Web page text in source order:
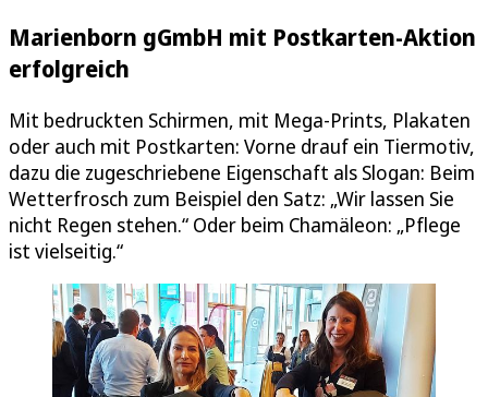
Marienborn gGmbH mit Postkarten-Aktion
erfolgreich
Mit bedruckten Schirmen, mit Mega-Prints, Plakaten
oder auch mit Postkarten: Vorne drauf ein Tiermotiv,
dazu die zugeschriebene Eigenschaft als Slogan: Beim
Wetterfrosch zum Beispiel den Satz: „Wir lassen Sie
nicht Regen stehen.“ Oder beim Chamäleon: „Pflege
ist vielseitig.“